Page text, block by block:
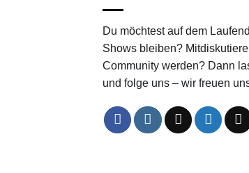
Du möchtest auf dem
Shows bleiben?
Community werden? Dann
und folge uns – wir freuen